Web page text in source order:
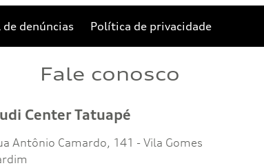
de denúncias Política de privacidade
Fale conosco
Center Tatuapé
Antônio Camardo, 141 - Vila Gomes